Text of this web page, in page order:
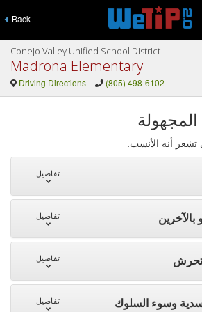
Back
Conejo Valley Unified School District
Madrona Elementary
Driving Directions (805) 498-6102
تشعر أنه الأنسب.
تفاصيل
بالآخرين تفاصيل
تفاصيل
وسوء السلوك تفاصيل